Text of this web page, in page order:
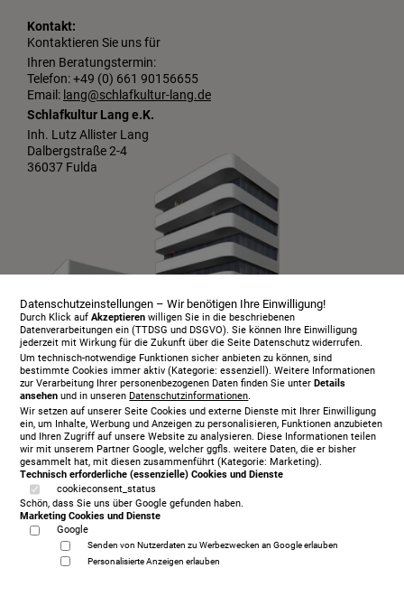
Kontakt:
Kontaktieren Sie uns für
Ihren Beratungstermin:
Telefon: +49 (0) 661 90156655
Email: lang@schlafkultur-lang.de
Schlafkultur Lang e.K.
Inh. Lutz Allister Lang
Dalbergstraße 2-4
36037 Fulda
Infopaket
Beratungstermin
Probeschlafen
Öffnungszeiten
Serviceangebot
Kontakt
Über uns
Datenschutz
Datenschutzeinstellungen – Wir benötigen Ihre Einwilligung!
Durch Klick aufAkzeptieren willigen Sie in die beschriebenen
Datenverarbeitungen ein (TTDSG und DSGVO). Sie können Ihre Einwilligung
jederzeit mit Wirkung für die Zukunft über die Seite Datenschutz widerrufen.
Um technisch-notwendige Funktionen sicher anbieten zu können, sind
bestimmte Cookies immer aktiv (Kategorie: essenziell). Weitere Informationen
zur Verarbeitung Ihrer personenbezogenen Daten finden Sie unterDetails
ansehen und in unserenDatenschutzinformationen.
Wir setzen auf unserer Seite Cookies und externe Dienste mit Ihrer Einwilligung
ein, um Inhalte, Werbung und Anzeigen zu personalisieren, Funktionen anzubieten
und Ihren Zugriff auf unsere Website zu analysieren. Diese Informationen teilen
wir mit unserem Partner Google, welcher ggfls. weitere Daten, die er bisher
gesammelt hat, mit diesen zusammenführt (Kategorie: Marketing).
Technisch erforderliche (essenzielle) Cookies und Dienste
cookieconsent_status
Schön, dass Sie uns über Google gefunden haben.
Marketing Cookies und Dienste
Google
Senden von Nutzerdaten zu Werbezwecken an Google erlauben
Personalisierte Anzeigen erlauben